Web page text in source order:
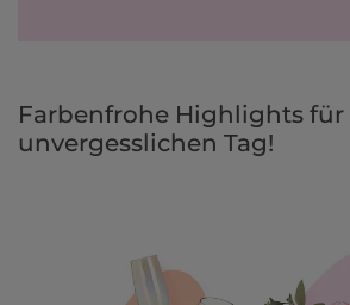
Farbenfrohe Highlights für
unvergesslichen Tag!